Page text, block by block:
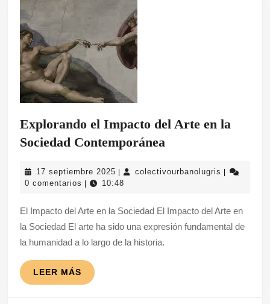
Explorando el Impacto del Arte en la
Sociedad Contemporánea
Impacto
Arte
en
17 septiembre 2025 17
septiembre
| colectivourbanolugris |
0 comentarios | 10:48
El Impacto del Arte en la Sociedad El Impacto del Arte en
la Sociedad El arte ha sido una expresión fundamental de
la humanidad a lo largo de la historia.
LEER MÁS LEER
MÁS